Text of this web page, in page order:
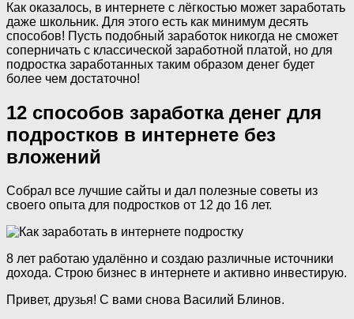
Как оказалось, в интернете с лёгкостью может заработать
даже школьник. Для этого есть как минимум десять
способов! Пусть подобный заработок никогда не сможет
соперничать с классической заработной платой, но для
подростка заработанных таким образом денег будет
более чем достаточно!
12 способов заработка денег для
подростков в интернете без
вложений
Собрал все лучшие сайты и дал полезные советы из
своего опыта для подростков от 12 до 16 лет.
8 лет работаю удалённо и создаю различные источники
дохода. Строю бизнес в интернете и активно инвестирую.
Привет, друзья! С вами снова Василий Блинов.